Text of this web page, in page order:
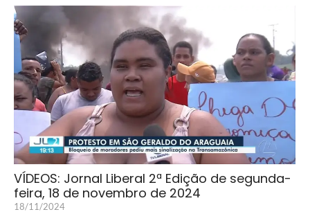
VÍDEOS: Jornal Liberal 2ª Edição de segunda-
feira, 18 de novembro de 2024
18/11/2024